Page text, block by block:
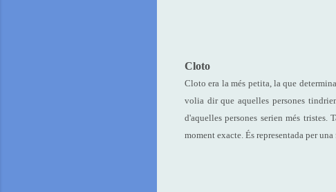
Cloto
Cloto era la més petita, la que
volia dir que aquelles persones
d'aquelles persones serien més
moment exacte. És representada per una